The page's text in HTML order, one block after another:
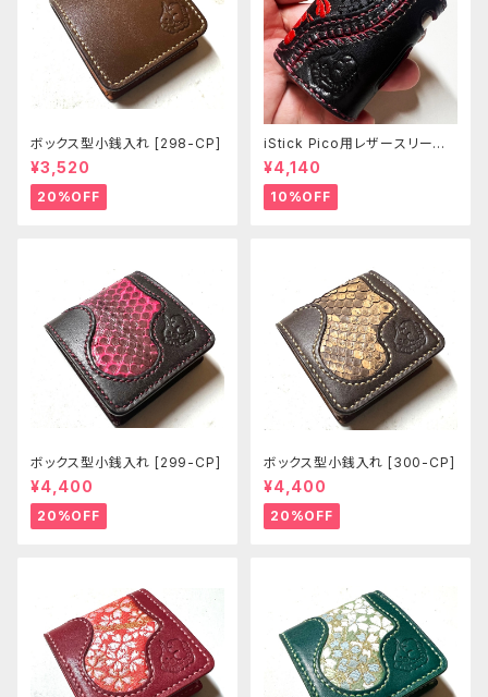
ボックス型小銭入れ [298-CP]
¥3,520
20%OFF
iStick Pico用レザースリーブ
[381-pc]
¥4,140
10%OFF
ボックス型小銭入れ [299-CP]
¥4,400
20%OFF
ボックス型小銭入れ [300-CP]
¥4,400
20%OFF